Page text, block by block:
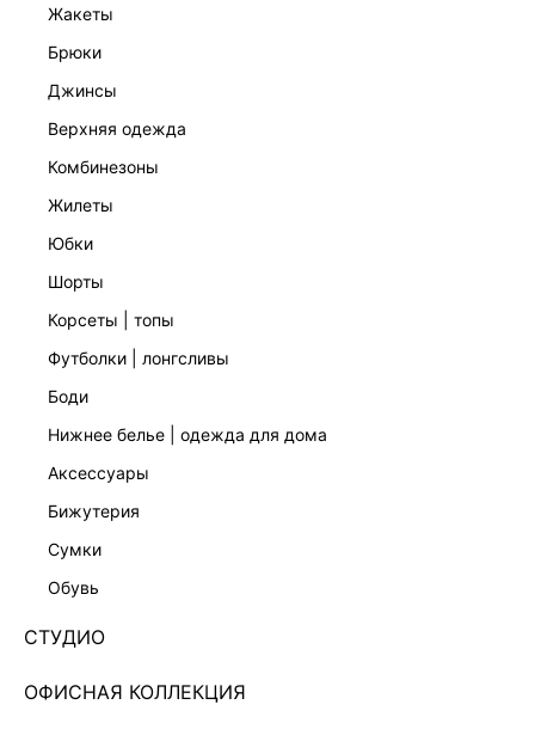
жакеты
брюки
джинсы
верхняя одежда
комбинезоны
жилеты
юбки
шорты
корсеты | топы
футболки | лонгсливы
боди
нижнее белье | одежда для дома
аксессуары
бижутерия
сумки
обувь
СТУДИО
ОФИСНАЯ КОЛЛЕКЦИЯ
3 599 ₽-28%